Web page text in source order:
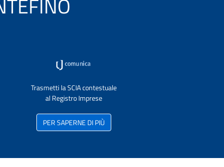
Trasmetti la SCIA contestuale
al Registro Imprese
PER SAPERNE DI PIÙ